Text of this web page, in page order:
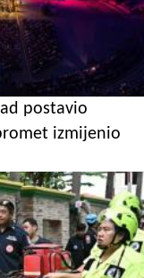
postavio
izmijenio